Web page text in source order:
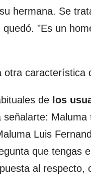
hermana. Se
"Es un
otra característica
de los
Luis
que tengas
al respecto,